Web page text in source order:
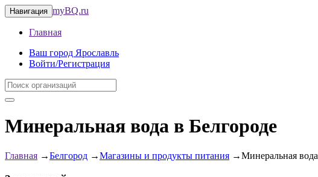
Навигация myBQ.ru
Главная
Ваш город Ярославль
Войти/Регистрация
Минеральная вода в Белгороде
Главная →Белгород →Магазины и продукты питания →Минеральная вода